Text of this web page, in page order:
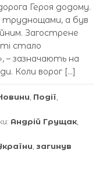
Героя додому.
труднощами, а був
Загострене
стало
– зазначають на
Коли ворог […]
Події
Андрій Грущак
загинув